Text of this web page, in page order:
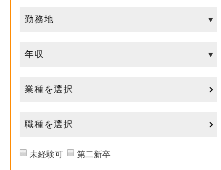
業種を選択
職種を選択
未経験可 第二新卒